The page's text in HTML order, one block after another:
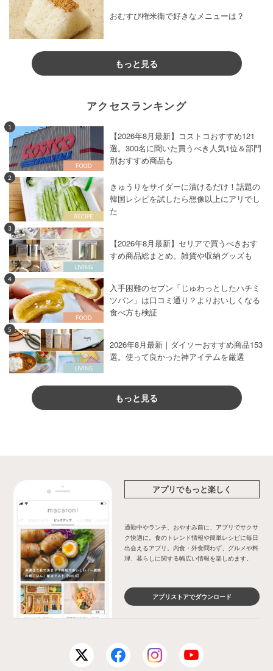
おむすび権米衛で好きなメニューは？
もっと見る
アクセスランキング
1
【2026年8月最新】コストコおすすめ121
選。300名に聞いた買うべき人気1位＆部門
別おすすめ商品も
2
きゅうりをサイダーに漬けるだけ！話題の
韓国レシピを試したら想像以上にアリでし
た
3
【2026年8月最新】セリアで買うべきおす
すめ商品総まとめ。雑貨や収納グッズも
4
入手困難のセブン「じゅわっとしたハチミ
ツパン」は口コミ通り？よりおいしくなる
食べ方も検証
5
2026年8月最新｜ダイソーおすすめ商品153
選。使って良かった神アイテムを厳選
もっと見る
アプリでもっと楽しく
通勤中やランチ、おやすみ前に、アプリでサクサ
ク快適に。食のトレンド情報や簡単レシピに毎日
出会えるアプリ。内食・外食問わず、グルメや料
理、暮らしに関する幅広い情報を楽しめます。
アプリストアでダウンロード